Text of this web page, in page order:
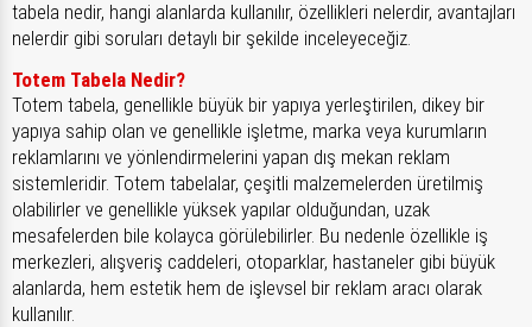
tabela nedir, hangi alanlarda kullanılır, özellikleri nelerdir, avantajları
nelerdir gibi soruları detaylı bir şekilde inceleyeceğiz.
Totem Tabela Nedir?
Totem tabela, genellikle büyük bir yapıya yerleştirilen, dikey bir
yapıya sahip olan ve genellikle işletme, marka veya kurumların
reklamlarını ve yönlendirmelerini yapan dış mekan reklam
sistemleridir. Totem tabelalar, çeşitli malzemelerden üretilmiş
olabilirler ve genellikle yüksek yapılar olduğundan, uzak
mesafelerden bile kolayca görülebilirler. Bu nedenle özellikle iş
merkezleri, alışveriş caddeleri, otoparklar, hastaneler gibi büyük
alanlarda, hem estetik hem de işlevsel bir reklam aracı olarak
kullanılır.